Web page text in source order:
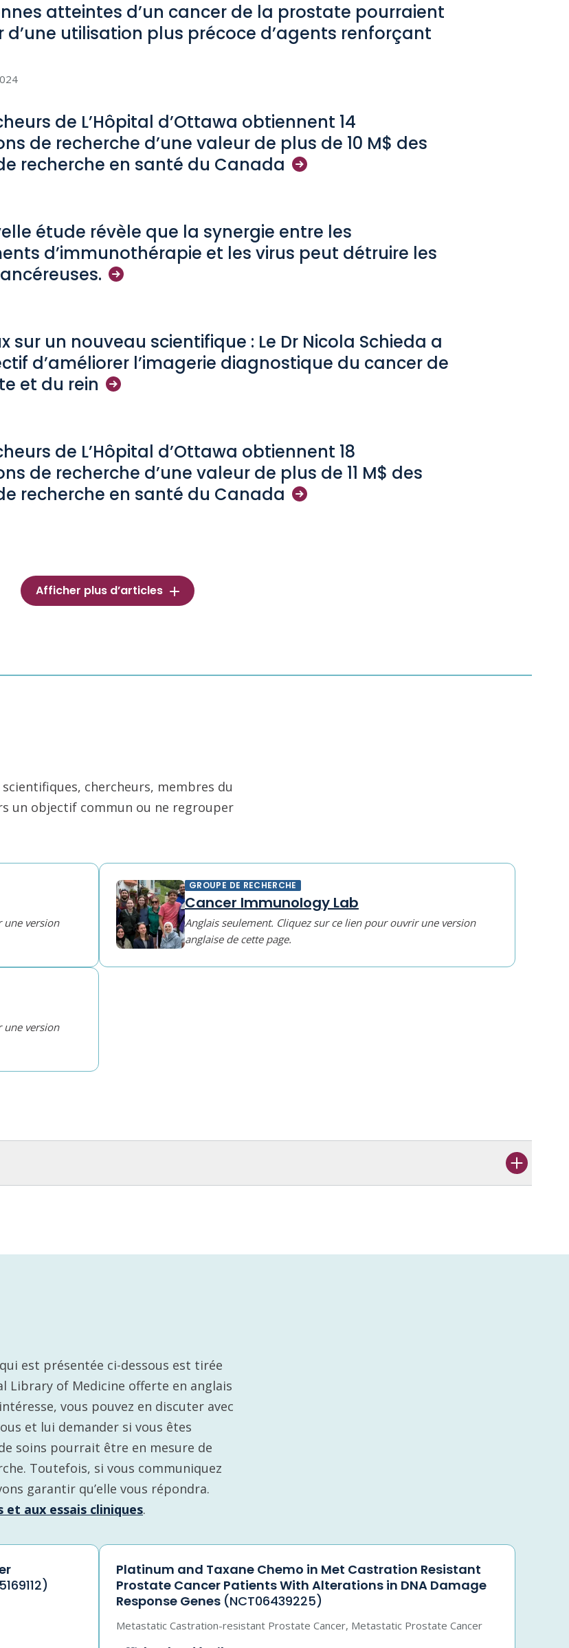
atteintes d’un cancer de la prostate pourraient
d’une utilisation plus précoce d’agents renforçant
de L’Hôpital d’Ottawa obtiennent 14
de recherche d’une valeur de plus de 10 M$ des
recherche en santé du Canada
étude révèle que la synergie entre les
d’immunothérapie et les virus peut détruire les
sur un nouveau scientifique : Le Dr Nicola Schieda a
d’améliorer l’imagerie diagnostique du cancer de
et du rein
de L’Hôpital d’Ottawa obtiennent 18
de recherche d’une valeur de plus de 11 M$ des
recherche en santé du Canada
Afficher plus d’articles
chercheurs, membres du
un objectif commun ou ne regrouper
une version
GROUPE DE RECHERCHE
Cancer Immunology Lab
Anglais seulement. Cliquez sur ce lien pour ouvrir une version
anglaise de cette page.
une version
est présentée ci-dessous est tirée
Library of Medicine offerte en anglais
vous pouvez en discuter avec
et lui demander si vous êtes
soins pourrait être en mesure de
Toutefois, si vous communiquez
garantir qu’elle vous répondra.
aux essais cliniques.
Platinum and Taxane Chemo in Met Castration Resistant
Prostate Cancer Patients With Alterations in DNA Damage
Response Genes (NCT06439225)
Metastatic Castration-resistant Prostate Cancer, Metastatic Prostate Cancer